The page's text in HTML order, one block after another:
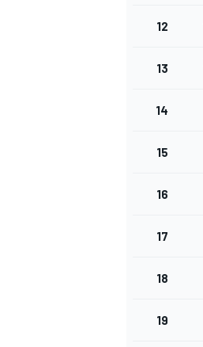
12
13
14
15
16
17
18
19